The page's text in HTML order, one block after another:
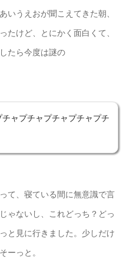
いうえおが聞こえてきた朝、
たけど、とにかく面白くて、
たら今度は謎の
ャプチャプチャプチャプチ
て、寝ている間に無意識で言
ゃないし、これどっち？どっ
と見に行きました。少しだけ
ーっと。